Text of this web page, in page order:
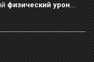
физический урон.